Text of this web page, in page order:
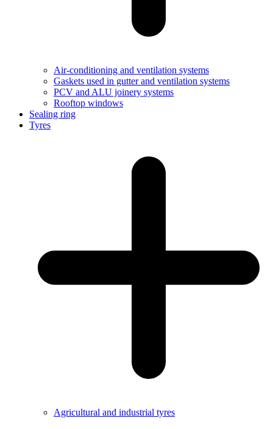
Air-conditioning and ventilation systems
Gaskets used in gutter and ventilation systems
PCV and ALU joinery systems
Rooftop windows
Sealing ring
Tyres
Agricultural and industrial tyres